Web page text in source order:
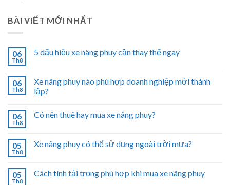
BÀI VIẾT MỚI NHẤT
06
Th8
5 dấu hiệu xe nâng phuy cần thay thế ngay
06
Th8
Xe nâng phuy nào phù hợp doanh nghiệp mới thành
lập?
06
Th8
Có nên thuê hay mua xe nâng phuy?
05
Th8
Xe nâng phuy có thể sử dụng ngoài trời mưa?
05
Th8
Cách tính tải trọng phù hợp khi mua xe nâng phuy